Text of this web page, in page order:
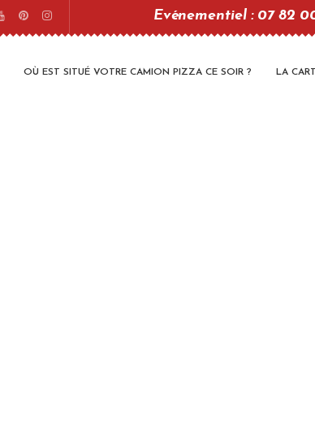
Evénementiel : 07 82
OÙ EST SITUÉ VOTRE CAMION PIZZA CE SOIR ? LA